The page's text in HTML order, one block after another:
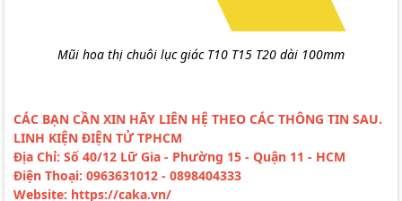
Mũi hoa thị chuôi lục giác T10 T15 T20 dài 100mm
CÁC BẠN CẦN XIN HÃY LIÊN HỆ THEO CÁC THÔNG TIN SAU.
LINH KIỆN ĐIỆN TỬ TPHCM
Địa Chỉ: Số 40/12 Lữ Gia - Phường 15 - Quận 11 - HCM
Điện Thoại: 0963631012 - 0898404333
Website: https://caka.vn/